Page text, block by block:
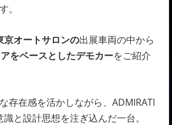
。
京オートサロンの出展車両の中から
をベースとしたデモカーをご紹介
存在感を活かしながら、ADMIRATI
と設計思想を注ぎ込んだ一台。